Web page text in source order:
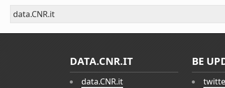
data.CNR.it
DATA.CNR.IT
data.CNR.it
BE